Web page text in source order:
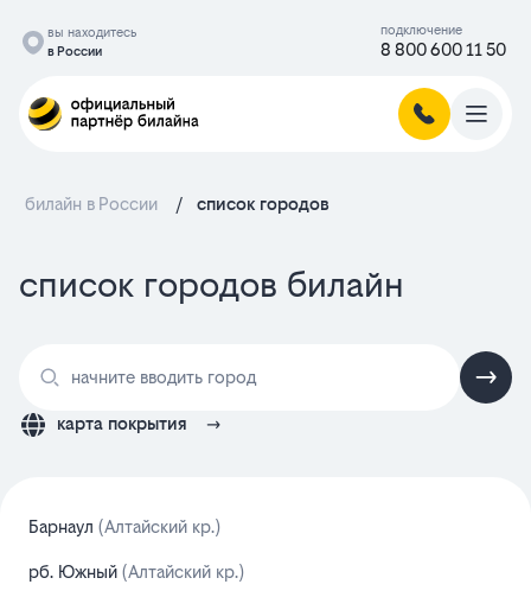
вы находитесь
в России
подключение
8 800 600 11 50
билайн в России / список городов
список городов билайн
карта покрытия
Барнаул (Алтайский кр.)
рб. Южный (Алтайский кр.)